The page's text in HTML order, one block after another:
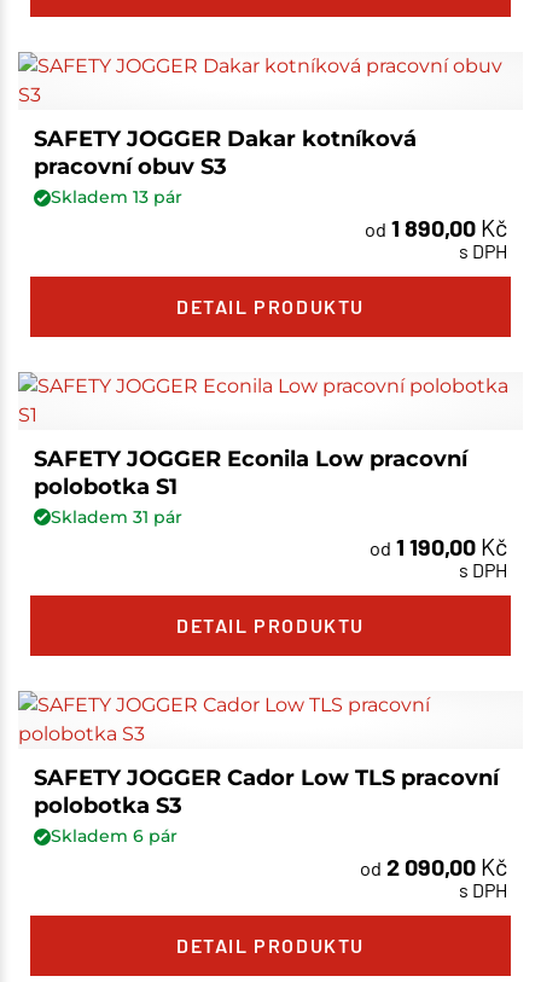
SAFETY JOGGER Dakar kotníková
pracovní obuv S3
Skladem 13pár
od 1 890,00 Kč
s DPH
DETAIL PRODUKTU
SAFETY JOGGER Econila Low pracovní
polobotka S1
Skladem 31 pár
od 1 190,00 Kč
s DPH
DETAIL PRODUKTU
SAFETY JOGGER Cador Low TLS pracovní
polobotka S3
Skladem 6pár
od 2 090,00 Kč
s DPH
DETAIL PRODUKTU